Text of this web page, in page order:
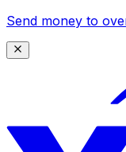
Send money to